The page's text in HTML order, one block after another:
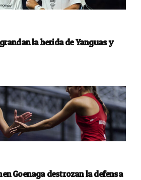
la herida de Yanguas y
Goenaga destrozan la defensa